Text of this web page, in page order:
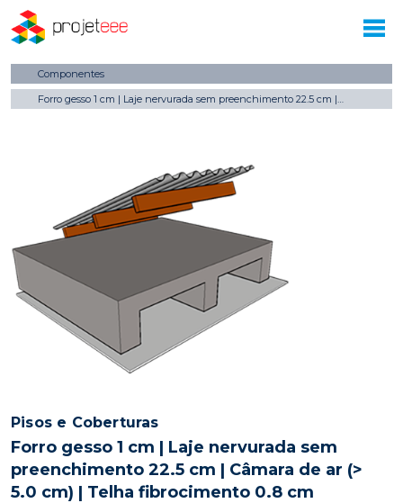
Componentes
Forro gesso 1 cm | Laje nervurada sem preenchimento 22.5 cm | Câmara de ar (> 5.0 cm) | Telha fibrocimento 0.8 cm
Pisos e Coberturas
Forro gesso 1 cm | Laje nervurada sem
preenchimento 22.5 cm | Câmara de ar (>
5.0 cm) | Telha fibrocimento 0.8 cm